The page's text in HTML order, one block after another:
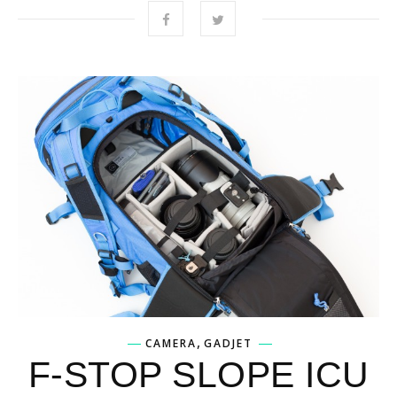
CAMERA, GADJET
F-STOP SLOPE ICU